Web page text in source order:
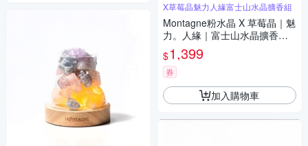
X草莓晶魅力人緣富士山水晶擴香組
Montagne粉水晶 X 草莓晶｜魅
力。人緣｜富士山水晶擴香組
精油可選
$1,399
券
加入購物車